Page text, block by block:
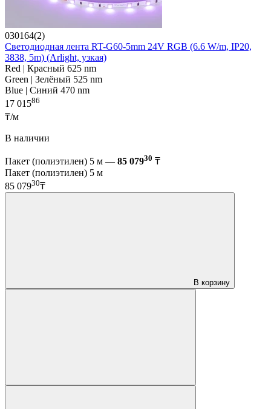
030164(2)
Светодиодная лента RT-G60-5mm 24V RGB (6.6 W/m, IP20,
3838, 5m) (Arlight, узкая)
Red | Красный 625 nm
Green | Зелёный 525 nm
Blue | Синий 470 nm
17 01586
₸/м
В наличии
Пакет (полиэтилен) 5 м — 85 07930 ₸
Пакет (полиэтилен) 5 м
85 07930₸
В корзину